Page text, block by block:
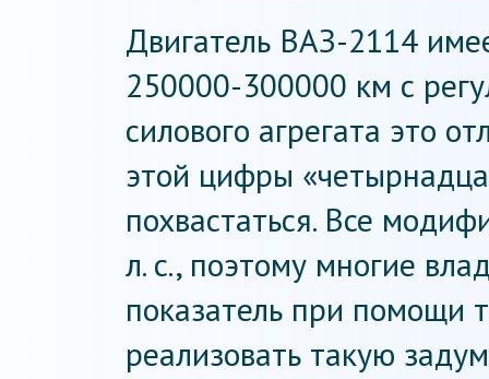
Двигатель ВАЗ-2114
250000-300000 км с
силового агрегата это
этой цифры
похвастаться. Все
л. с., поэтому многие
показатель при помощи
реализовать такую